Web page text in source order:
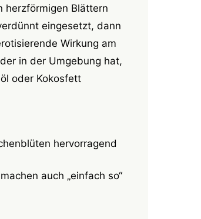
herzförmigen Blättern
eingesetzt, dann
Wirkung am
in der Umgebung hat,
oder Kokosfett
hervorragend
auch „einfach so“